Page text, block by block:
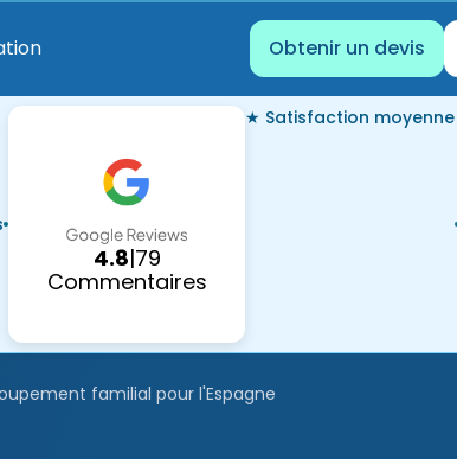
Obtenir un devis
4.8|79
Commentaires
★ Satisfaction moyenne
familial pour l'Espagne